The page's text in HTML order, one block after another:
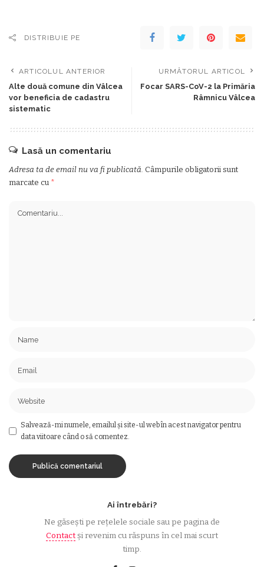
DISTRIBUIE PE
ARTICOLUL ANTERIOR
Alte două comune din Vâlcea
vor beneficia de cadastru
sistematic
URMĂTORUL ARTICOL
Focar SARS-CoV-2 la Primăria
Râmnicu Vâlcea
Lasă un comentariu
Adresa ta de email nu va fi publicată. Câmpurile obligatorii sunt
marcate cu *
Salvează-mi numele, emailul și site-ul web în acest navigator pentru
data viitoare când o să comentez.
Ai întrebări?
Ne găsești pe rețelele sociale sau pe pagina de
Contactși revenim cu răspuns în cel mai scurt
timp.